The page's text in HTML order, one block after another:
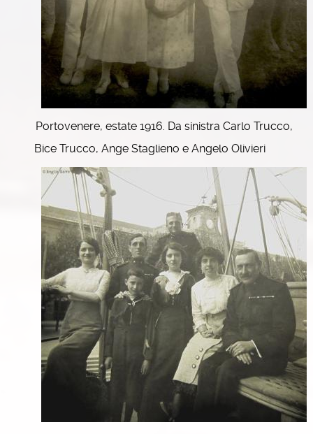
Portovenere, estate 1916. Da sinistra Carlo Trucco,
Bice Trucco, Ange Staglieno e Angelo Olivieri